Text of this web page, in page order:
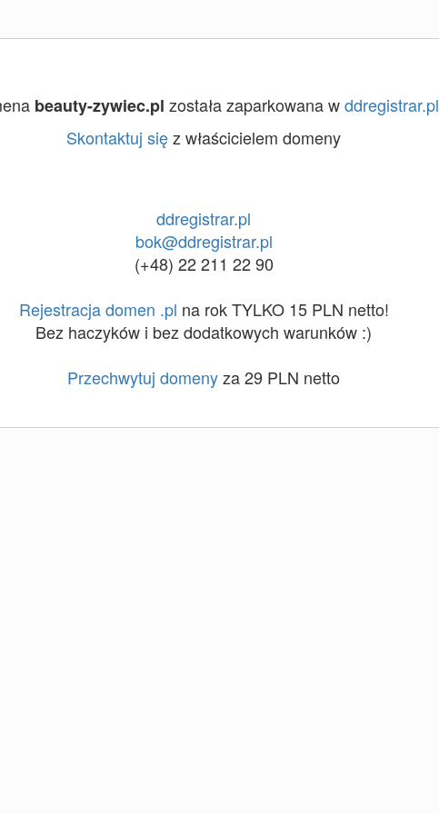
beauty-zywiec.pl została zaparkowana wddregistrar.pl
Skontaktuj sięz właścicielem domeny
ddregistrar.pl
bok@ddregistrar.pl
(+48) 22 211 22 90
Rejestracja domen .pl na rok TYLKO 15 PLN netto!
Bez haczyków i bez dodatkowych warunków :)
Przechwytuj domenyza 29 PLN netto